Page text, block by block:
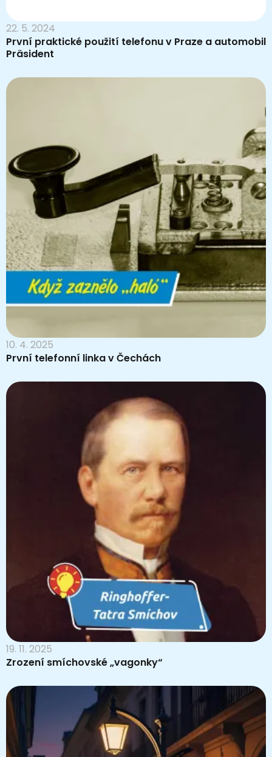
22. 5. 2024
První praktické použití telefonu v Praze a automobil
Präsident
10. 4. 2025
První telefonní linka v Čechách
19. 11. 2025
Zrození smíchovské „vagonky“